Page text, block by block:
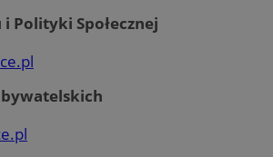
i Polityki Społecznej